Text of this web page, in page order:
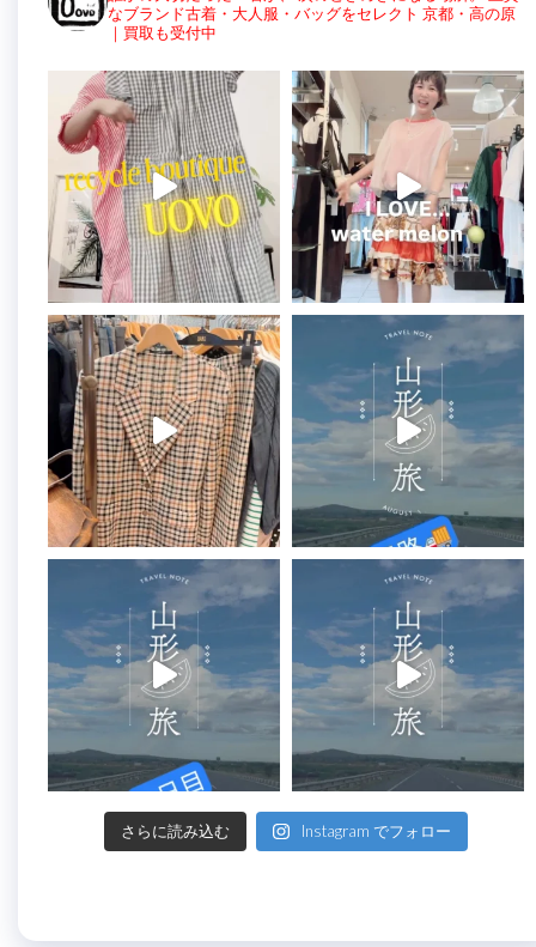
なブランド古着・大人服・バッグをセレクト 京都・高の原
｜買取も受付中
さらに読み込む Instagram でフォロー